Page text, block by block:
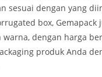
sesuai dengan yang
box,
dengan harga
produk Anda